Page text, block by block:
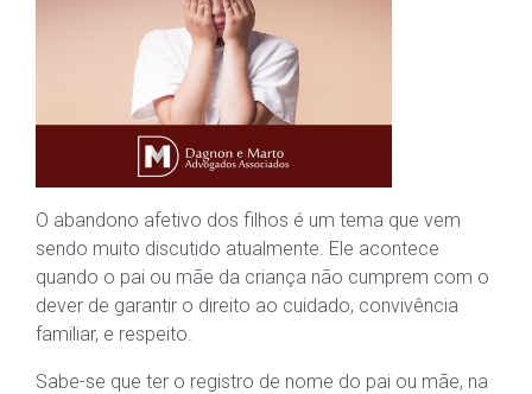
O abandono afetivo dos filhos é um tema que vem
sendo muito discutido atualmente. Ele acontece
quando o pai ou mãe da criança não cumprem com o
dever de garantir o direito ao cuidado, convivência
familiar, e respeito.
Sabe-se que ter o registro de nome do pai ou mãe, na